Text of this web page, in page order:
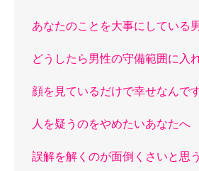
あなたのことを大事にしている
どうしたら男性の守備範囲に入
顔を見ているだけで幸せなんで
人を疑うのをやめたいあなたへ
誤解を解くのが面倒くさいと思